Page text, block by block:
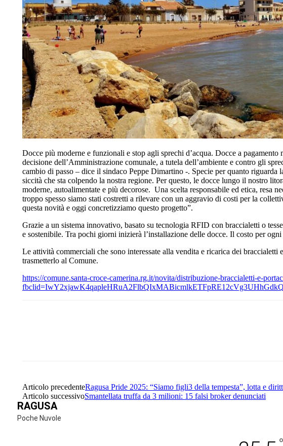
Docce più moderne e funzionali e stop agli sprechi d’acqua. Docce a
decisione dell’Amministrazione comunale, a tutela dell’ambiente e contro gli
cambio di passo – dice il sindaco Peppe Dimartino -. Specie per quanto
siccità che sta colpendo la nostra regione. Per questo, le docce lungo il nostro
moderne, autoalimentate e più decorose. Una scelta responsabile ed etica, resa
troppo spesso siamo stati costretti a rilevare con un aggravio di costi per la
questa novità e oggi concretizziamo questo progetto”.
Grazie a un sistema innovativo, basato su tecnologia RFID con braccialetti o
e sostenibile. Tra pochi giorni inizierà l’installazione delle docce. Il costo per
Le attività commerciali che sono interessate alla vendita e ricarica dei braccialetti
trasmetterlo al Comune.
https://comune.santa-croce-camerina.rg.it/novita/distribuzione-braccialetti-e-
Articolo precedenteRagusa Pride 2025: “Siamo figli3 della tempesta”, lotta e
Articolo successivoSmantellata truffa da 3 milioni: 15 falsi broker denunciati
RAGUSA
Poche Nuvole